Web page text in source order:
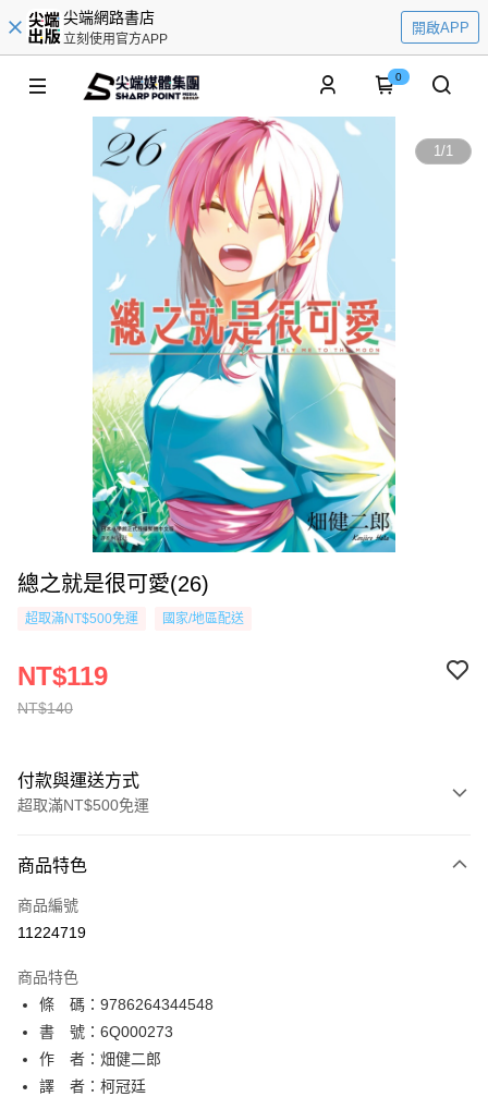
尖端網路書店
立刻使用官方APP
開啟APP
0
1/1
總之就是很可愛(26)
超取滿NT$500免運 國家/地區配送
NT$140
NT$119
付款與運送方式
超取滿NT$500免運
信用卡一次付款
超商取貨付款
相關說明
【關於「AFTEE先享後付」】
AFTEE先享後付是「在收到商品之後才付款」的支付方式。 讓您購物簡單
便利好安心！
１．簡單：不需註冊會員、不需綁卡、不需儲值。
２．便利：只要手機號碼，簡訊認證，即可結帳。
ATM付款
運送方式
商品特色
商品編號
11224719
商品特色
條 碼：9786264344548
書 號：6Q000273
作 者：畑健二郎
譯 者：柯冠廷